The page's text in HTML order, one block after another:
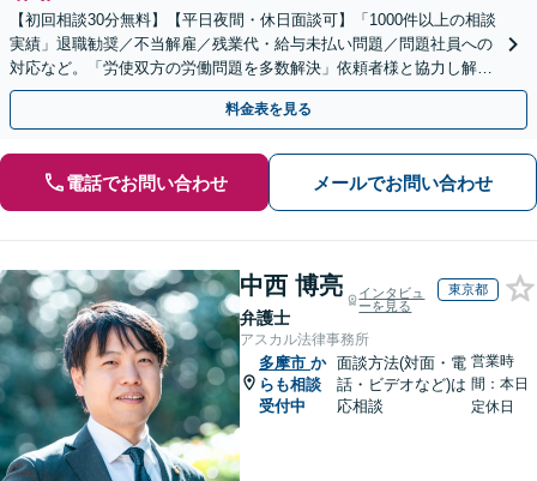
【初回相談30分無料】【平日夜間・休日面談可】「1000件以上の相談
実績」退職勧奨／不当解雇／残業代・給与未払い問題／問題社員への
対応など。「労使双方の労働問題を多数解決」依頼者様と協力し解決
に向け尽力いたします！顧問契約も1.1万〜可能
料金表を見る
電話でお問い合わせ メールでお問い合わせ
中西 博亮
弁護士
インタビュ
ーを見る
東京都
アスカル法律事務所
多摩市 か
らも相談
受付中
面談方法(対面・電
話・ビデオなど)は
応相談
営業時
間：本日
定休日